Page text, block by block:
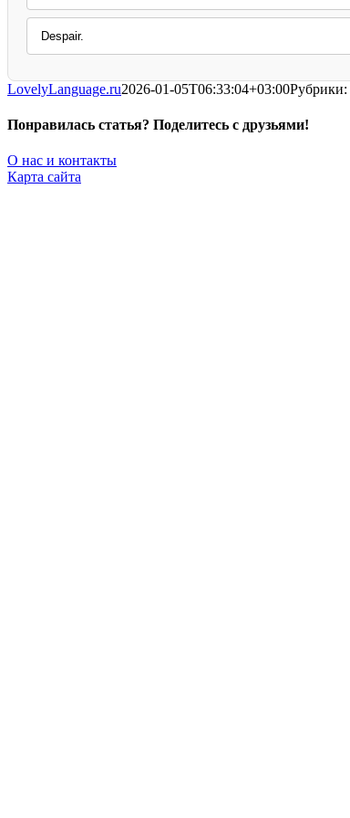
Despair.
LovelyLanguage.ru2026-01-05T06:33:04+03:00Рубрики:
Понравилась статья? Поделитесь с друзьями!
Facebook
X
Pinterest
Vk
О нас и контакты
Карта сайта